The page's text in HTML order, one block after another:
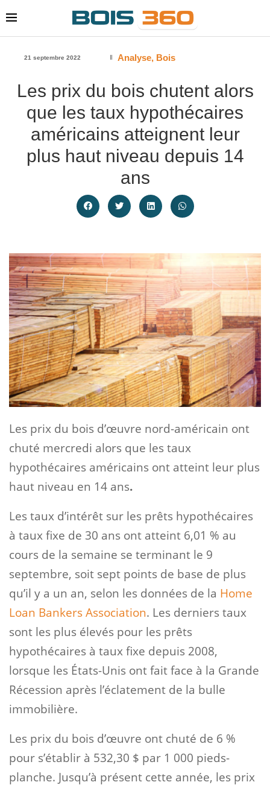
21 septembre 2022 Analyse, Bois
Les prix du bois chutent alors
que les taux hypothécaires
américains atteignent leur
plus haut niveau depuis 14
ans
Les prix du bois d’œuvre nord-américain ont
chuté mercredi alors que les taux
hypothécaires américains ont atteint leur plus
haut niveau en 14 ans.
Les taux d’intérêt sur les prêts hypothécaires
à taux fixe de 30 ans ont atteint 6,01 % au
cours de la semaine se terminant le 9
septembre, soit sept points de base de plus
qu’il y a un an, selon les données de la Home
Loan Bankers Association. Les derniers taux
sont les plus élevés pour les prêts
hypothécaires à taux fixe depuis 2008,
lorsque les États-Unis ont fait face à la Grande
Récession après l’éclatement de la bulle
immobilière.
Les prix du bois d’œuvre ont chuté de 6 %
pour s’établir à 532,30 $ par 1 000 pieds-
planche. Jusqu’à présent cette année, les prix